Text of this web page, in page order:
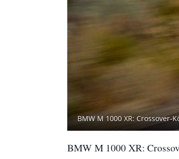
BMW M 1000 XR:
BMW M 1000 XR: